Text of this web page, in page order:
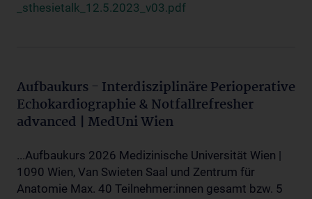
_sthesietalk_12.5.2023_v03.pdf
Aufbaukurs - Interdisziplinäre Perioperative
Echokardiographie & Notfallrefresher
advanced | MedUni Wien
...Aufbaukurs 2026 Medizinische Universität Wien |
1090 Wien, Van Swieten Saal und Zentrum für
Anatomie Max. 40 Teilnehmer:innen gesamt bzw. 5